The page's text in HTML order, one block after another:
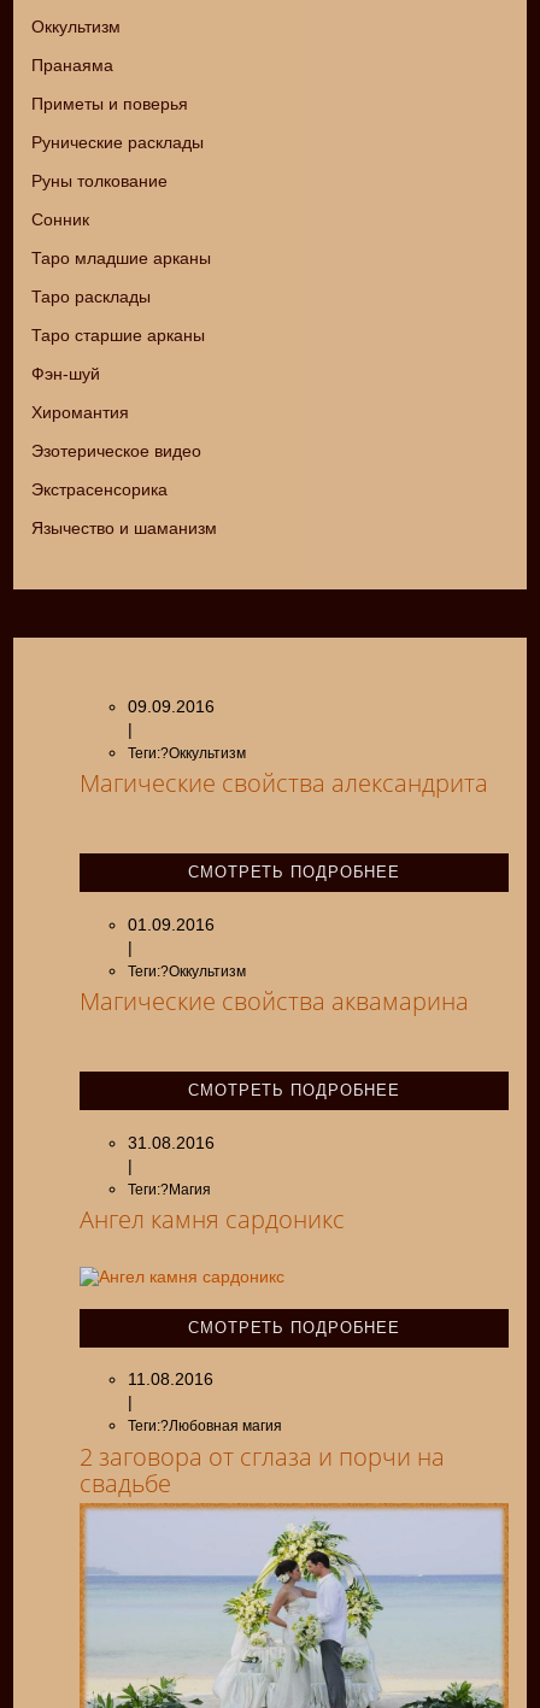
Оккультизм
Пранаяма
Приметы и поверья
Рунические расклады
Руны толкование
Сонник
Таро младшие арканы
Таро расклады
Таро старшие арканы
Фэн-шуй
Хиромантия
Эзотерическое видео
Экстрасенсорика
Язычество и шаманизм
09.09.2016
|
Теги:?Оккультизм
Магические свойства александрита
СМОТРЕТЬ ПОДРОБНЕЕ
01.09.2016
|
Теги:?Оккультизм
Магические свойства аквамарина
СМОТРЕТЬ ПОДРОБНЕЕ
31.08.2016
|
Теги:?Магия
Ангел камня сардоникс
СМОТРЕТЬ ПОДРОБНЕЕ
11.08.2016
|
Теги:?Любовная магия
2 заговора от сглаза и порчи на
свадьбе